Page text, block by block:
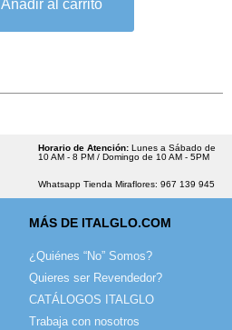
Añadir al carrito
Horario de Atención: Lunes a Sábado de
10 AM - 8 PM / Domingo de 10 AM - 5PM
Whatsapp Tienda Miraflores: 967 139 945
MÁS DE ITALGLO.COM
¿Quiénes “No” Somos?
Quieres ser Revendedor?
CATÁLOGOS ITALGLO
Trabaja con nosotros